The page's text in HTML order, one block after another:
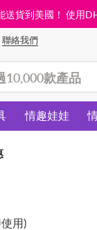
送貨到美國！ 使用
聯絡我們
情趣娃娃
用)